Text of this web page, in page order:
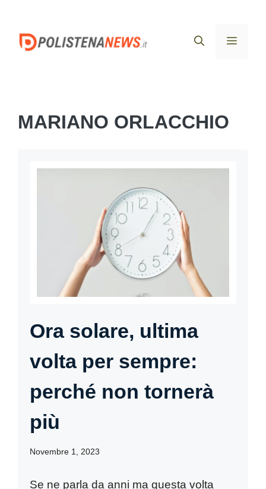
contenuto
Menu
MARIANO ORLACCHIO
Ora solare, ultima
volta per sempre:
perché non tornerà
più
Novembre 1, 2023
Se ne parla da anni ma questa volta